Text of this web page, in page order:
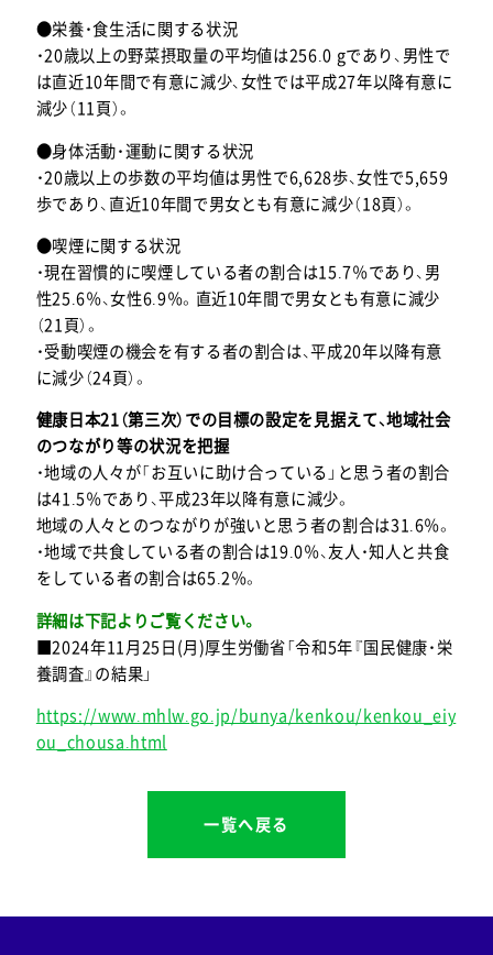
●栄養・食生活に関する状況
・20歳以上の野菜摂取量の平均値は256.0 gであり、男性で
は直近10年間で有意に減少、女性では平成27年以降有意に
減少（11頁）。
●身体活動・運動に関する状況
・20歳以上の歩数の平均値は男性で6,628歩、女性で5,659
歩であり、直近10年間で男女とも有意に減少（18頁）。
●喫煙に関する状況
・現在習慣的に喫煙している者の割合は15.7％であり、男
性25.6％、女性6.9％。直近10年間で男女とも有意に減少
（21頁）。
・受動喫煙の機会を有する者の割合は、平成20年以降有意
に減少（24頁）。
健康日本21（第三次）での目標の設定を見据えて、地域社会
のつながり等の状況を把握
・地域の人々が「お互いに助け合っている」と思う者の割合
は41.5％であり、平成23年以降有意に減少。
地域の人々とのつながりが強いと思う者の割合は31.6％。
・地域で共食している者の割合は19.0％、友人・知人と共食
をしている者の割合は65.2％。
詳細は下記よりご覧ください。
■2024年11月25日(月)厚生労働省「令和5年『国民健康・栄
養調査』の結果」
https://www.mhlw.go.jp/bunya/kenkou/kenkou_eiy
ou_chousa.html
一覧へ戻る